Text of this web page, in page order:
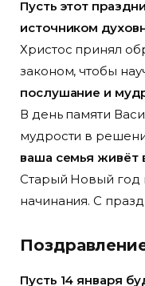
Пусть этот
источником
Христос принял
законом, чтобы
послушание и
В день памяти
мудрости в
ваша семья живёт
Старый Новый год
начинания. С
Пусть 14 января